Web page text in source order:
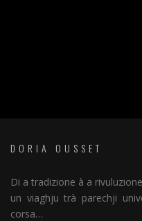
DORIA OUSSET
Di a tradizione à a
un viaghju trà parechji
corsa…